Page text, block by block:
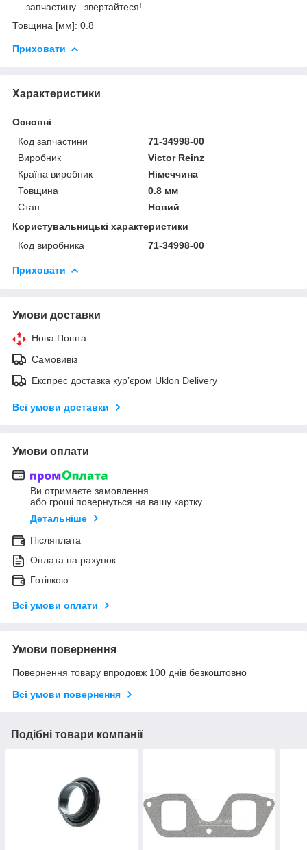
запчастину– звертайтеся!
Товщина [мм]: 0.8
Приховати
Характеристики
Основні
Код запчастини
71-34998-00
Виробник
Victor Reinz
Країна виробник
Німеччина
Товщина
0.8 мм
Стан
Новий
Користувальницькі характеристики
Код виробника
71-34998-00
Приховати
Умови доставки
Нова Пошта
Самовивіз
Експрес доставка кур’єром Uklon Delivery
Всі умови доставки
Умови оплати
Ви отримаєте замовлення
або гроші повернуться на вашу картку
Детальніше
Післяплата
Оплата на рахунок
Готівкою
Всі умови оплати
Умови повернення
Повернення товару впродовж 100 днів безкоштовно
Всі умови повернення
Подібні товари компанії